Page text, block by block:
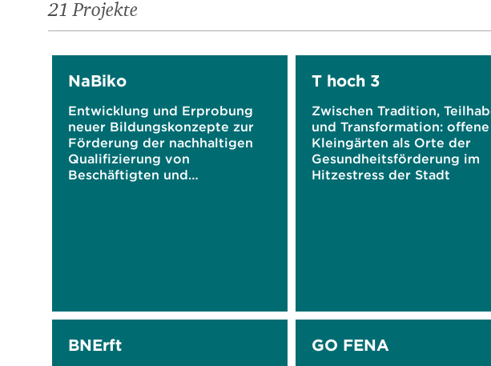
21 Projekte
NaBiko
Entwicklung und Erprobung
neuer Bildungskonzepte zur
Förderung der nachhaltigen
Qualifizierung von
Beschäftigten und
T hoch 3
Zwischen Tradition,
und Transformation: offene
Kleingärten als Orte der
Gesundheitsförderung im
Hitzestress der Stadt
BNErft GO FENA